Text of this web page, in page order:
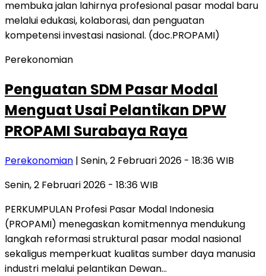
Perekonomian
Penguatan SDM Pasar Modal
Menguat Usai Pelantikan DPW
PROPAMI Surabaya Raya
Perekonomian | Senin, 2 Februari 2026 - 18:36 WIB
Senin, 2 Februari 2026 - 18:36 WIB
PERKUMPULAN Profesi Pasar Modal Indonesia
(PROPAMI) menegaskan komitmennya mendukung
langkah reformasi struktural pasar modal nasional
sekaligus memperkuat kualitas sumber daya manusia
industri melalui pelantikan Dewan…